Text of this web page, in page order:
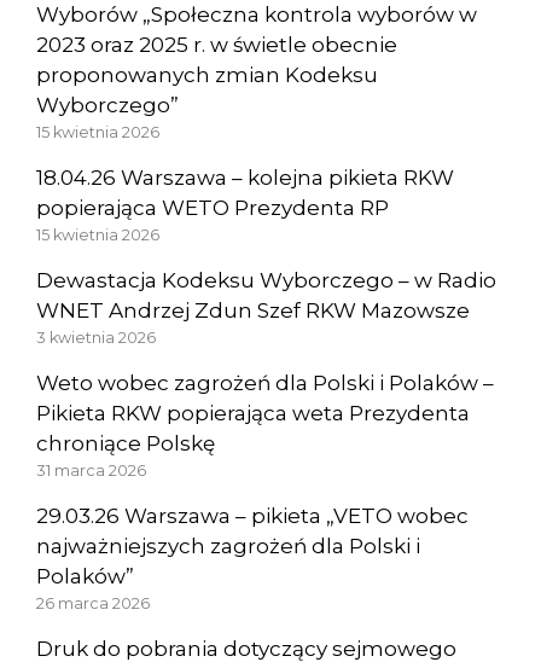
Wyborów „Społeczna kontrola wyborów w
2023 oraz 2025 r. w świetle obecnie
proponowanych zmian Kodeksu
Wyborczego”
15 kwietnia 2026
18.04.26 Warszawa – kolejna pikieta RKW
popierająca WETO Prezydenta RP
15 kwietnia 2026
Dewastacja Kodeksu Wyborczego – w Radio
WNET Andrzej Zdun Szef RKW Mazowsze
3 kwietnia 2026
Weto wobec zagrożeń dla Polski i Polaków –
Pikieta RKW popierająca weta Prezydenta
chroniące Polskę
31 marca 2026
29.03.26 Warszawa – pikieta „VETO wobec
najważniejszych zagrożeń dla Polski i
Polaków”
26 marca 2026
Druk do pobrania dotyczący sejmowego